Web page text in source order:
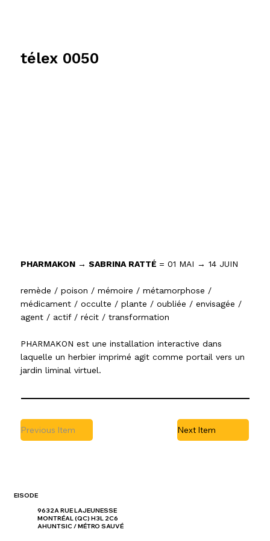
télex 0050
PHARMAKON → SABRINA RATTÉ = 01 MAI → 14 JUIN
remède / poison / mémoire / métamorphose /
médicament / occulte / plante / oubliée / envisagée /
agent / actif / récit / transformation
PHARMAKON est une installation interactive dans
laquelle un herbier imprimé agit comme portail vers un
jardin liminal virtuel.
Previous Item Next Item
EISODE
9632A RUE LAJEUNESSE
MONTRÉAL (QC) H3L 2C6
AHUNTSIC / MÉTRO SAUVÉ